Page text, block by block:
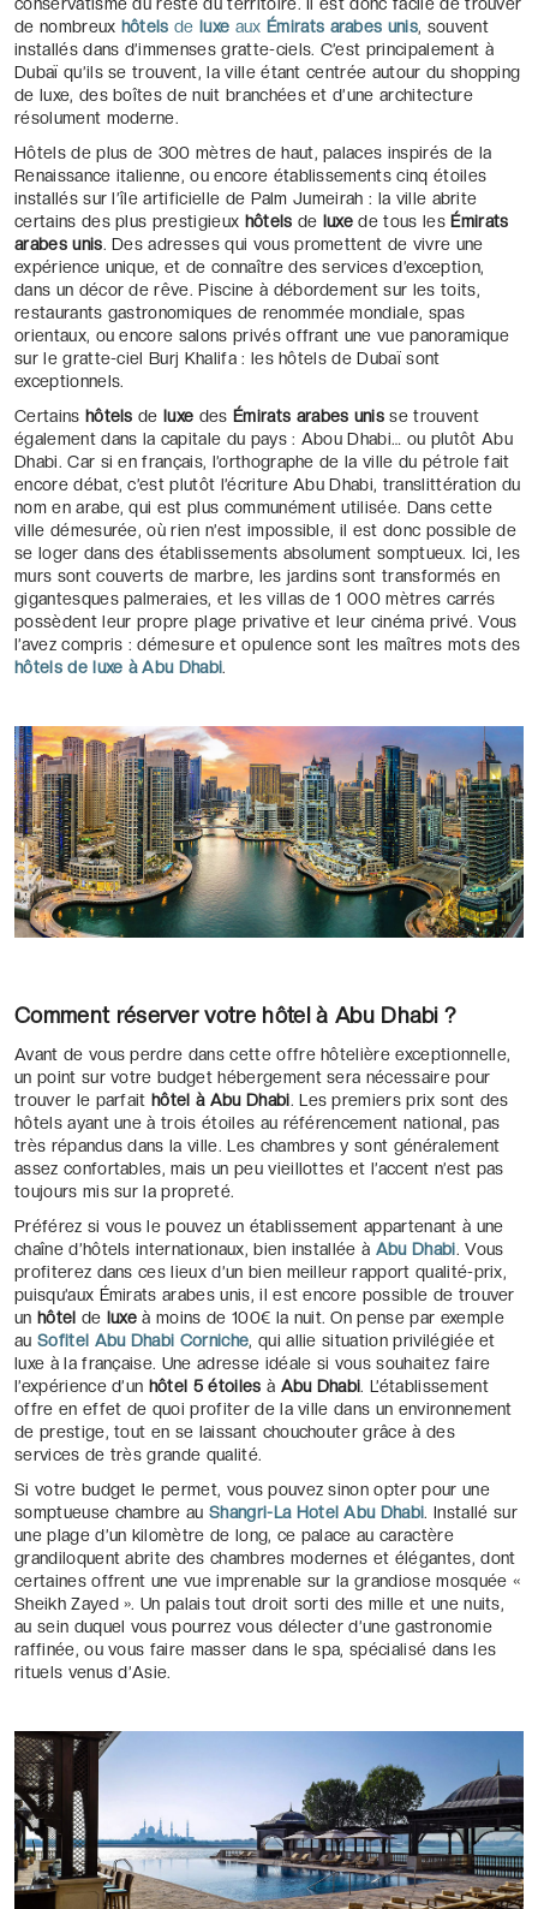
de nombreux hôtelsde luxe aux Émirats arabes unis, souvent
installés dans d’immenses gratte-ciels. C’est principalement à
Dubaï qu’ils se trouvent, la ville étant centrée autour du shopping
de luxe, des boîtes de nuit branchées et d’une architecture
résolument moderne.
Hôtels de plus de 300 mètres de haut, palaces inspirés de la
Renaissance italienne, ou encore établissements cinq étoiles
installés sur l’île artificielle de Palm Jumeirah : la ville abrite
certains des plus prestigieux hôtels de luxede tous les Émirats
arabes unis. Des adresses qui vous promettent de vivre une
expérience unique, et de connaître des services d’exception,
dans un décor de rêve. Piscine à débordement sur les toits,
restaurants gastronomiques de renommée mondiale, spas
orientaux, ou encore salons privés offrant une vue panoramique
sur le gratte-ciel Burj Khalifa : les hôtels de Dubaï sont
exceptionnels.
Certains hôtelsdeluxe des Émirats arabes unisse trouvent
également dans la capitale du pays : Abou Dhabi… ou plutôt Abu
Dhabi. Car si en français, l’orthographe de la ville du pétrole fait
encore débat, c’est plutôt l’écriture Abu Dhabi, translittération du
nom en arabe, qui est plus communément utilisée. Dans cette
ville démesurée, où rien n’est impossible, il est donc possible de
se loger dans des établissements absolument somptueux. Ici, les
murs sont couverts de marbre, les jardins sont transformés en
gigantesques palmeraies, et les villas de 1 000 mètres carrés
possèdent leur propre plage privative et leur cinéma privé. Vous
l’avez compris : démesure et opulence sont les maîtres mots des
hôtels de luxe à Abu Dhabi.
Comment réserver votre hôtel à Abu Dhabi ?
Avant de vous perdre dans cette offre hôtelière exceptionnelle,
un point sur votre budget hébergement sera nécessaire pour
trouver le parfaithôtel à Abu Dhabi. Les premiers prix sont des
hôtels ayant une à trois étoiles au référencement national, pas
très répandus dans la ville. Les chambres y sont généralement
assez confortables, mais un peu vieillottes et l’accent n’est pas
toujours mis sur la propreté.
Préférez si vous le pouvez un établissement appartenant à une
chaîne d’hôtels internationaux, bien installée à Abu Dhabi. Vous
profiterez dans ces lieux d’un bien meilleur rapport qualité-prix,
puisqu’aux Émirats arabes unis, il est encore possible de trouver
un hôtel de luxeà moins de 100€ la nuit. On pense par exemple
au Sofitel Abu Dhabi Corniche, qui allie situation privilégiée et
luxe à la française. Une adresse idéale si vous souhaitez faire
l’expérience d’un hôtel 5 étoiles à Abu Dhabi. L’établissement
offre en effet de quoi profiter de la ville dans un environnement
de prestige, tout en se laissant chouchouter grâce à des
services de très grande qualité.
Si votre budget le permet, vous pouvez sinon opter pour une
somptueuse chambre auShangri-La Hotel Abu Dhabi. Installé sur
une plage d’un kilomètre de long, ce palace au caractère
grandiloquent abrite des chambres modernes et élégantes, dont
certaines offrent une vue imprenable sur la grandiose mosquée «
Sheikh Zayed ». Un palais tout droit sorti des mille et une nuits,
au sein duquel vous pourrez vous délecter d’une gastronomie
raffinée, ou vous faire masser dans le spa, spécialisé dans les
rituels venus d’Asie.